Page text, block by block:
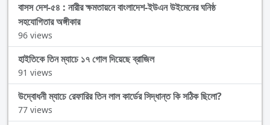
বাসস দেশ-৫৪ : নারীর ক্ষমতায়নে বাংলাদেশ-ইউএন উইমেনের ঘনিষ্ঠ
সহযোগিতার অঙ্গীকার
96 views
হাইতিকে তিন ম্যাচে ১৭ গোল দিয়েছে ব্রাজিল
91 views
উদ্বোধনী ম্যাচে রেফারির তিন লাল কার্ডের সিদ্ধান্ত কি সঠিক ছিলো?
77 views